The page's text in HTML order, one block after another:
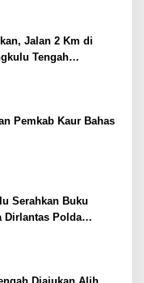
Jalan 2 Km di
Tengah
Pemkab Kaur Bahas
Serahkan Buku
Dirlantas Polda